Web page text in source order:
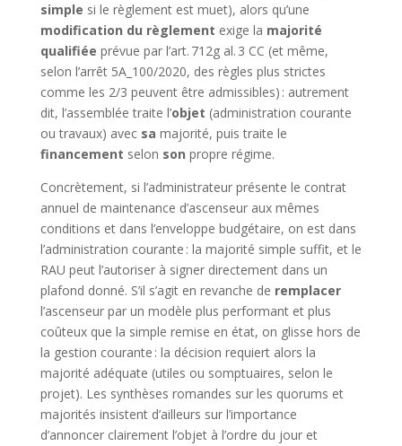
simple si le règlement est muet), alors qu’une
modification du règlement exige la majorité
qualifiée prévue par l’art. 712g al. 3 CC (et même,
selon l’arrêt 5A_100/2020, des règles plus strictes
comme les 2/3 peuvent être admissibles) : autrement
dit, l’assemblée traite l’objet (administration courante
ou travaux) avec sa majorité, puis traite le
financement selon son propre régime.
Concrètement, si l’administrateur présente le contrat
annuel de maintenance d’ascenseur aux mêmes
conditions et dans l’enveloppe budgétaire, on est dans
l’administration courante : la majorité simple suffit, et le
RAU peut l’autoriser à signer directement dans un
plafond donné. S’il s’agit en revanche de remplacer
l’ascenseur par un modèle plus performant et plus
coûteux que la simple remise en état, on glisse hors de
la gestion courante : la décision requiert alors la
majorité adéquate (utiles ou somptuaires, selon le
projet). Les synthèses romandes sur les quorums et
majorités insistent d’ailleurs sur l’importance
d’annoncer clairement l’objet à l’ordre du jour et